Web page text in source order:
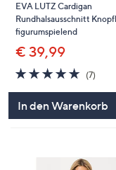
EVA LUTZ Cardigan
Rundhalsausschnitt
figurumspielend
€ 39,99
5.0
von
(7)7
In den Warenkorb